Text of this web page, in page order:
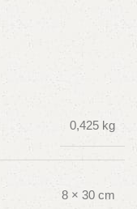
0,425 kg
8 × 30 cm